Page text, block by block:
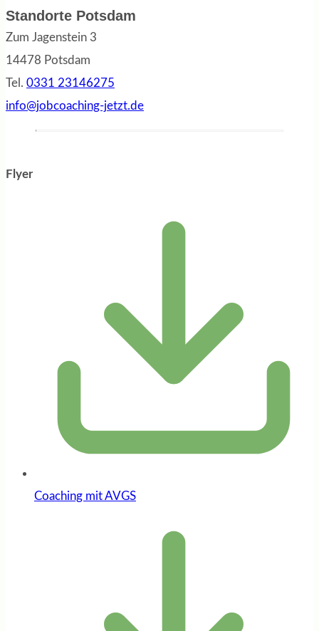
Standorte Potsdam
Zum Jagenstein 3
14478 Potsdam
Tel. 0331 23146275
info@jobcoaching-jetzt.de
Flyer
Coaching mit AVGS